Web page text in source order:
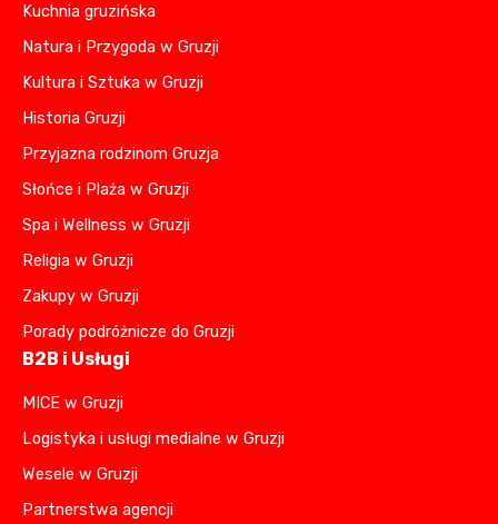
Kuchnia gruzińska
Natura i Przygoda w Gruzji
Kultura i Sztuka w Gruzji
Historia Gruzji
Przyjazna rodzinom Gruzja
Słońce i Plaża w Gruzji
Spa i Wellness w Gruzji
Religia w Gruzji
Zakupy w Gruzji
Porady podróżnicze do Gruzji
B2B i Usługi
MICE w Gruzji
Logistyka i usługi medialne w Gruzji
Wesele w Gruzji
Partnerstwa agencji